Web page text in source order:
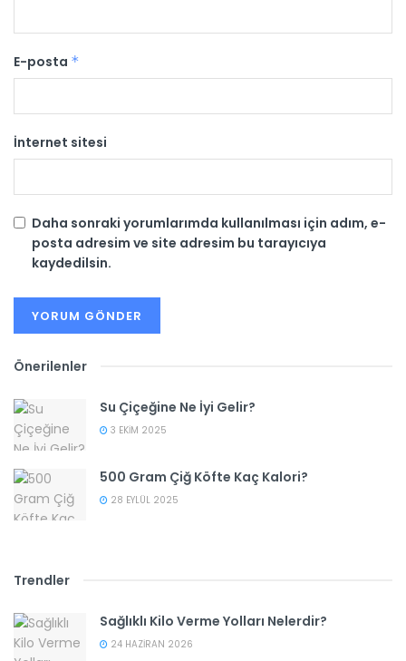
E-posta *
İnternet sitesi
Daha sonraki yorumlarımda kullanılması için adım, e-
posta adresim ve site adresim bu tarayıcıya
kaydedilsin.
Önerilenler
Su Çiçeğine Ne İyi Gelir?
3 EKIM 2025
500 Gram Çiğ Köfte Kaç Kalori?
28 EYLÜL 2025
Trendler
Sağlıklı Kilo Verme Yolları Nelerdir?
24 HAZIRAN 2026